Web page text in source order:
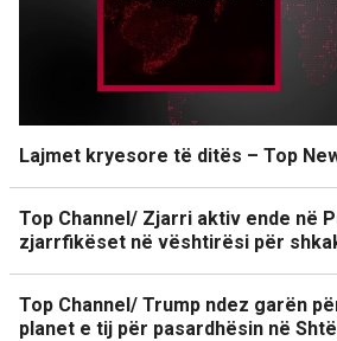
Lajmet kryesore të ditës – Top
Top Channel/ Zjarri aktiv ende në
zjarrfikëset në vështirësi për
Top Channel/ Trump ndez garën
planet e tij për pasardhësin në